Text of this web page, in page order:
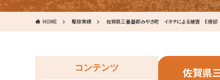
HOME 駆除実績 佐賀県三養基郡みやき町 イタチによる被害 E様
佐賀県
コンテンツ